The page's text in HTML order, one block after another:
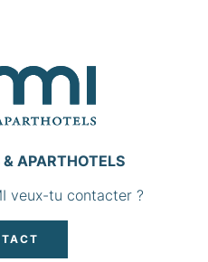
APARTHOTELS
veux-tu contacter ?